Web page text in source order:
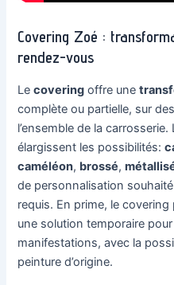
Covering Zoé :
rendez-vous
Lecovering offre une
complète ou partielle, sur
l’ensemble de la
élargissent les possibilités:
caméléon, brossé,
de personnalisation
requis. En prime, le
une solution temporaire
manifestations, avec la
peinture d’origine.